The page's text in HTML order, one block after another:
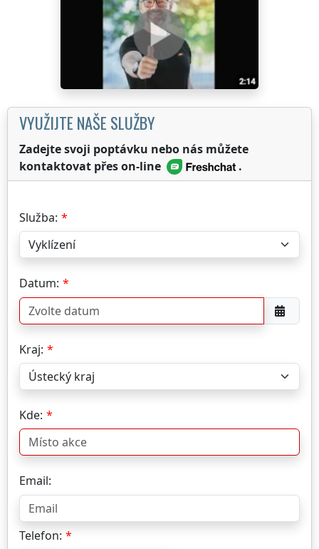
VYUŽIJTE NAŠE SLUŽBY
Zadejte svoji poptávku nebo nás můžete
kontaktovat přes on-line
.
Služba:
Datum:
Kraj:
Kde:
Email:
Telefon: